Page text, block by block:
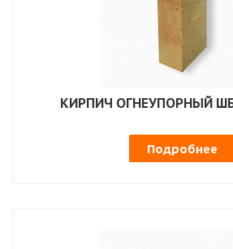
КИРПИЧ ОГНЕУПОРНЫЙ
Подробнее